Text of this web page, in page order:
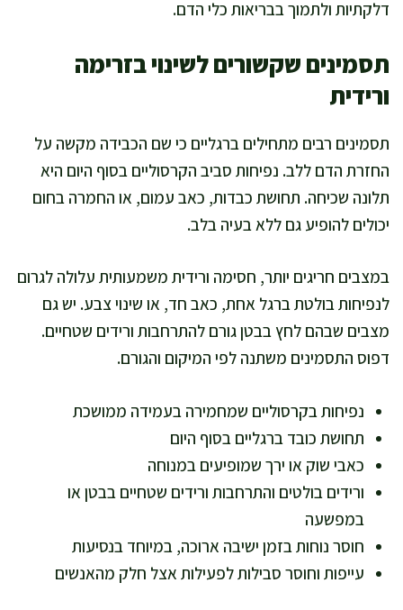
דלקתיות ולתמוך בבריאות כלי הדם.
תסמינים שקשורים לשינוי בזרימה
ורידית
תסמינים רבים מתחילים ברגליים כי שם הכבידה מקשה על
החזרת הדם ללב. נפיחות סביב הקרסוליים בסוף היום היא
תלונה שכיחה. תחושת כבדות, כאב עמום, או החמרה בחום
יכולים להופיע גם ללא בעיה בלב.
במצבים חריגים יותר, חסימה ורידית משמעותית עלולה לגרום
לנפיחות בולטת ברגל אחת, כאב חד, או שינוי צבע. יש גם
מצבים שבהם לחץ בבטן גורם להתרחבות ורידים שטחיים.
דפוס התסמינים משתנה לפי המיקום והגורם.
נפיחות בקרסוליים שמחמירה בעמידה ממושכת
תחושת כובד ברגליים בסוף היום
כאבי שוק או ירך שמופיעים במנוחה
ורידים בולטים והתרחבות ורידים שטחיים בבטן או
במפשעה
חוסר נוחות בזמן ישיבה ארוכה, במיוחד בנסיעות
עייפות וחוסר סבילות לפעילות אצל חלק מהאנשים